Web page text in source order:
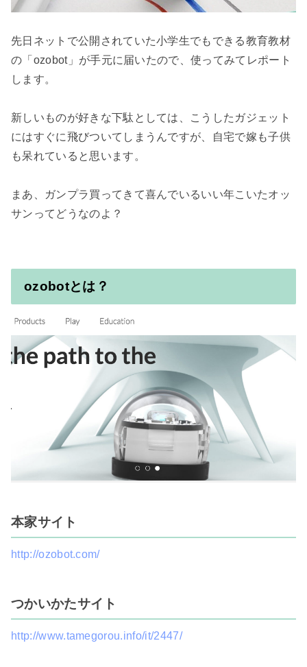
先日ネットで公開されていた小学生でもできる教育教材
の「ozobot」が手元に届いたので、使ってみてレポート
します。
新しいものが好きな下駄としては、こうしたガジェット
にはすぐに飛びついてしまうんですが、自宅で嫁も子供
も呆れていると思います。
まあ、ガンプラ買ってきて喜んでいるいい年こいたオッ
サンってどうなのよ？
ozobotとは？
本家サイト
http://ozobot.com/
つかいかたサイト
http://www.tamegorou.info/it/2447/